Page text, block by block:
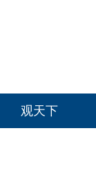
观天下